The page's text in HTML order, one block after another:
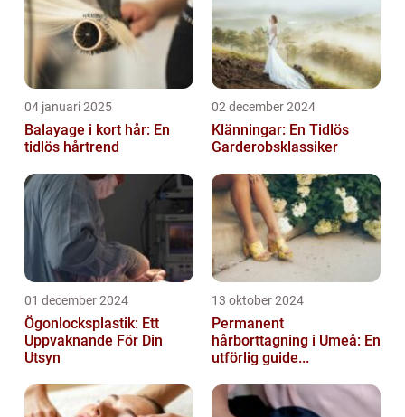
04 januari 2025
Balayage i kort hår: En
tidlös hårtrend
02 december 2024
Klänningar: En Tidlös
Garderobsklassiker
01 december 2024
Ögonlocksplastik: Ett
Uppvaknande För Din
Utsyn
13 oktober 2024
Permanent
hårborttagning i Umeå: En
utförlig guide...